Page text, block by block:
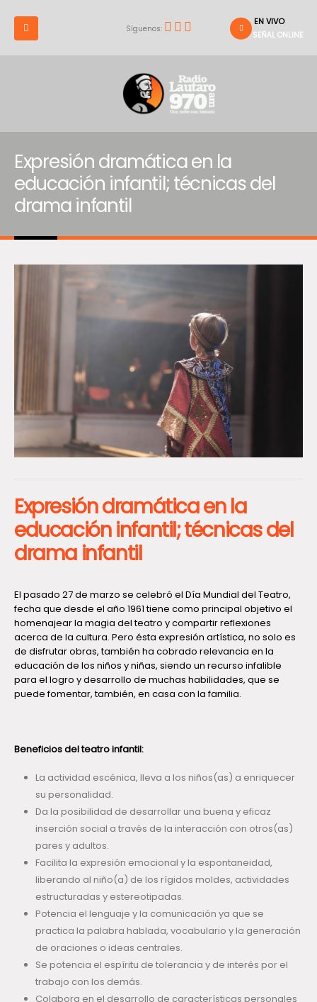
Síguenos:
EN VIVO
SEÑAL ONLINE
Expresión dramática en la
educación infantil; técnicas del
drama infantil
Expresión dramática en la
educación infantil; técnicas del
drama infantil
El pasado 27 de marzo se celebró el Día Mundial del Teatro,
fecha que desde el año 1961 tiene como principal objetivo el
homenajear la magia del teatro y compartir reflexiones
acerca de la cultura. Pero ésta expresión artística, no solo es
de disfrutar obras, también ha cobrado relevancia en la
educación de los niños y niñas, siendo un recurso infalible
para el logro y desarrollo de muchas habilidades, que se
puede fomentar, también, en casa con la familia.
Beneficios del teatro infantil:
La actividad escénica, lleva a los niños(as) a enriquecer
su personalidad.
Da la posibilidad de desarrollar una buena y eficaz
inserción social a través de la interacción con otros(as)
pares y adultos.
Facilita la expresión emocional y la espontaneidad,
liberando al niño(a) de los rígidos moldes, actividades
estructuradas y estereotipadas.
Potencia el lenguaje y la comunicación ya que se
practica la palabra hablada, vocabulario y la generación
de oraciones o ideas centrales.
Se potencia el espíritu de tolerancia y de interés por el
trabajo con los demás.
Colabora en el desarrollo de características personales